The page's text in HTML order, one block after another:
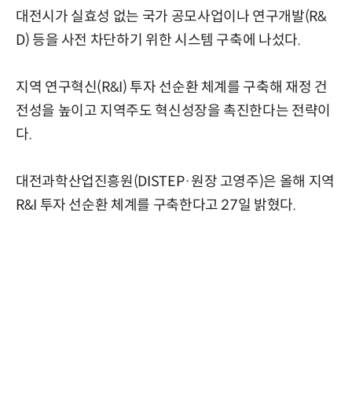
대전시가 실효성 없는 국가 공모사업이나 연구개발(R&
D) 등을 사전 차단하기 위한 시스템 구축에 나섰다.
지역 연구혁신(R&I) 투자 선순환 체계를 구축해 재정 건
전성을 높이고 지역주도 혁신성장을 촉진한다는 전략이
다.
대전과학산업진흥원(DISTEP·원장 고영주)은 올해 지역
R&I 투자 선순환 체계를 구축한다고 27일 밝혔다.